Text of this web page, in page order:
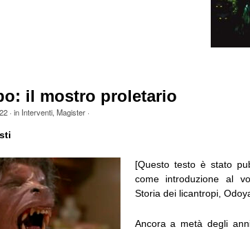
il mostro proletario
· in Interventi, Magister·
[Questo testo è stato
come introduzione al
Storia dei licantropi,
Ancora a metà degli